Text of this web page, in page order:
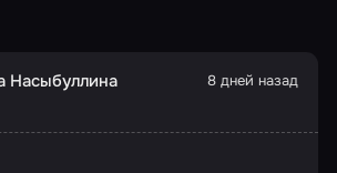
Насыбуллина 8 дней назад